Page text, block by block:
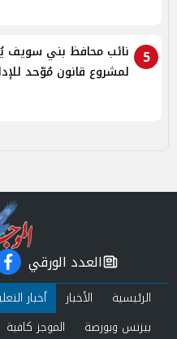
5
نائب محافظ بني سويف
لمشروع قانون مُوّحد
newspaper
العدد الورقي
الرئيسية الأخبار أخبار
بيزنس وبورصة
الموجز كافية